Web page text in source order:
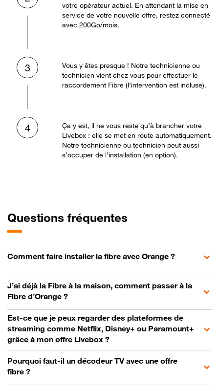
votre opérateur actuel. En attendant la mise en
service de votre nouvelle offre, restez connecté
avec 200Go/mois.
3
Vous y êtes presque ! Notre technicienne ou
technicien vient chez vous pour effectuer le
raccordement Fibre (l’intervention est incluse).
4
Ça y est, il ne vous reste qu’à brancher votre
Livebox : elle se met en route automatiquement.
Notre technicienne ou technicien peut aussi
s’occuper de l’installation (en option).
Questions fréquentes
Comment faire installer la fibre avec Orange ?
J’ai déjà la Fibre à la maison, comment passer à la
Fibre d’Orange ?
Est-ce que je peux regarder des plateformes de
streaming comme Netflix, Disney+ ou Paramount+
grâce à mon offre Livebox ?
Pourquoi faut-il un décodeur TV avec une offre
fibre ?